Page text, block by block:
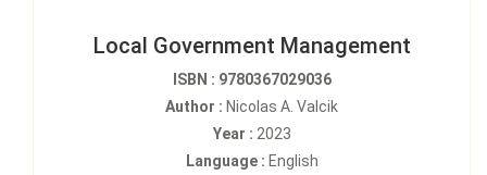
Local Government Management
ISBN : 9780367029036
Author : Nicolas A. Valcik
Year : 2023
Language : English